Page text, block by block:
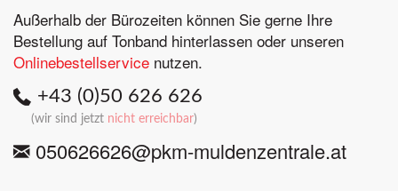
Außerhalb der Bürozeiten können Sie gerne Ihre
Bestellung auf Tonband hinterlassen oder unseren
Onlinebestellservice nutzen.
+43 (0)50 626 626
(wir sind jetzt nicht erreichbar)
050626626@pkm-muldenzentrale.at